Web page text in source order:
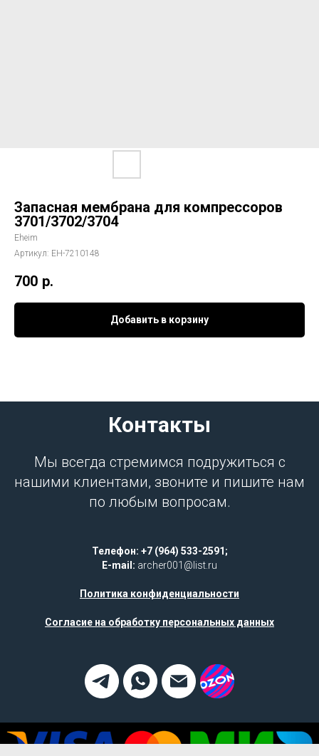
Запасная мембрана для компрессоров
3701/3702/3704
Eheim
Артикул: EH-7210148
700 р.
Добавить в корзину
Контакты
Мы всегда стремимся подружиться с
нашими клиентами, звоните и пишите нам
по любым вопросам.
Телефон: +7 (964) 533-2591;
E-mail: archer001@list.ru
Политика конфиденциальности
Согласие на обработку персональных данных